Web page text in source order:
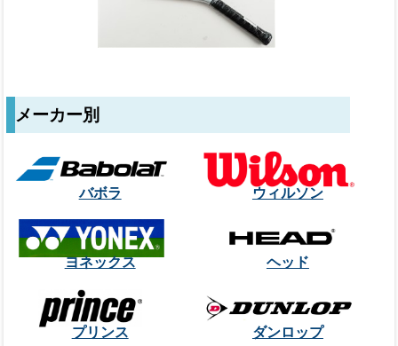
メーカー別
バボラ ウィルソン
ヨネックス ヘッド
プリンス ダンロップ